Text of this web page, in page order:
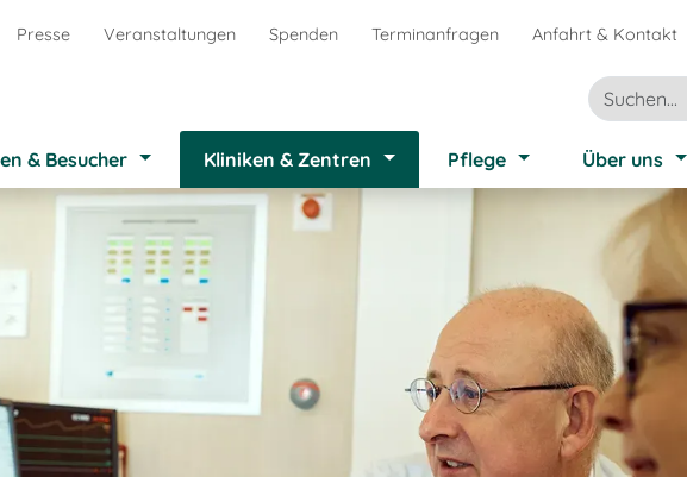
Presse Veranstaltungen Spenden Terminanfragen Anfahrt & Kontakt
& Besucher Kliniken & Zentren Pflege Über uns